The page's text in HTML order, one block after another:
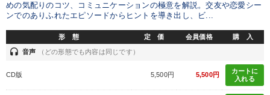
めの気配りのコツ、コミュニケーションの極意を解説。交友や恋愛シー
ンでのありふれたエピソードからヒントを導き出し、ビ...
形 態 定 価 会員価格 購 入
headset 音声 （どの形態でも内容は同じです）
CD版 5,500円 5,500円
カートに
入れる